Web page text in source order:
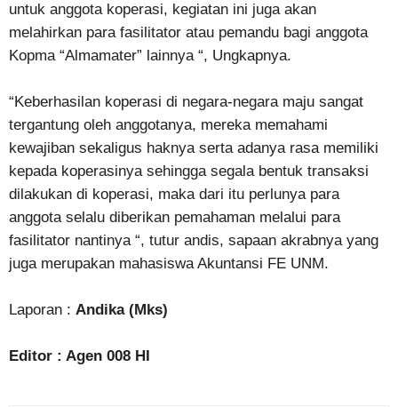
untuk anggota koperasi, kegiatan ini juga akan
melahirkan para fasilitator atau pemandu bagi anggota
Kopma “Almamater” lainnya “, Ungkapnya.
“Keberhasilan koperasi di negara-negara maju sangat
tergantung oleh anggotanya, mereka memahami
kewajiban sekaligus haknya serta adanya rasa memiliki
kepada koperasinya sehingga segala bentuk transaksi
dilakukan di koperasi, maka dari itu perlunya para
anggota selalu diberikan pemahaman melalui para
fasilitator nantinya “, tutur andis, sapaan akrabnya yang
juga merupakan mahasiswa Akuntansi FE UNM.
Laporan : Andika (Mks)
Editor : Agen 008 HI